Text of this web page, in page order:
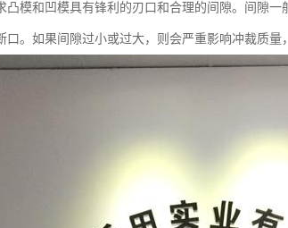
凸模和凹模具有锋利的刃口和合理的间隙。间隙
。如果间隙过小或过大，则会严重影响冲裁质量